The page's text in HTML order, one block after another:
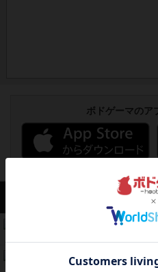
ボドゲーマのア
アクセス
無限まちがいさがし
紹介文あり 2件の投稿